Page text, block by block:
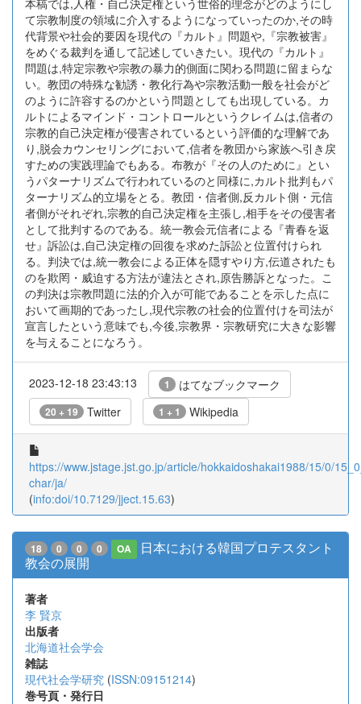
本稿では,人権・自己決定権という世俗的理念がどのようにし
て宗教制度の領域に介入するようになっていったのか,その時
代背景や社会的要因を現代の『カルト』問題や,『宗教被害』
をめぐる裁判を通して記述していきたい。現代の『カルト』
問題は,特定宗教や宗教の暴力的側面に関わる問題に留まらな
い。教団の特殊な勧誘・教化行為や宗教活動一般を社会がど
のように許容するのかという問題としても出現している。カ
ルトによるマインド・コントロールというクレイムは,信者の
宗教的自己決定権が侵害されているという評価的な理解であ
り,脱会カウンセリングにおいて,信者を教団から家族へ引き戻
すための実践理論でもある。布教が『その人のために』とい
うパターナリズムで行われているのと同様に,カルト批判もパ
ターナリズム的立場をとる。教団・信者側,反カルト側・元信
者側がそれぞれ,宗教的自己決定権を主張し,相手をその侵害者
として批判するのである。統一教会元信者による『青春を返
せ』訴訟は,自己決定権の回復を求めた訴訟と位置付けられ
る。判決では,統一教会による正体を隠すやり方,伝道されたも
のを欺罔・威迫する方法が違法とされ,原告勝訴となった。こ
の判決は宗教問題に法的介入が可能であることを示した点に
おいて画期的であったし,現代宗教の社会的位置付けを司法が
宣言したという意味でも,今後,宗教界・宗教研究に大きな影響
を与えることになろう。
2023-12-18 23:43:13 1 はてなブックマーク
20 + 19 Twitter 1 + 1 Wikipedia
https://www.jstage.jst.go.jp/article/hokkaidoshakai1988/15/0/
char/ja/
(info:doi/10.7129/jject.15.63)
18 0 0 0 OA
日本における韓国プロテスタント
教会の展開
著者
李 賢京
出版者
北海道社会学会
雑誌
現代社会学研究 (ISSN:09151214)
巻号頁・発行日